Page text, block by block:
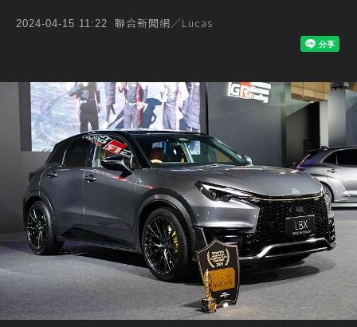
2024-04-15 11:22 聯合新聞網／Lucas